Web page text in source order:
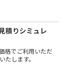
積りシミュレ
格でご利用いただ
たします。